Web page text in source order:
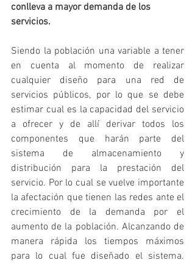
conlleva a mayor demanda de los
servicios.
Siendo la población una variable a tener
en cuenta al momento de realizar
cualquier diseño para una red de
servicios públicos, por lo que se debe
estimar cual es la capacidad del servicio
a ofrecer y de allí derivar todos los
componentes que harán parte del
sistema de almacenamiento y
distribución para la prestación del
servicio. Por lo cual se vuelve importante
la afectación que tienen las redes ante el
crecimiento de la demanda por el
aumento de la población. Alcanzando de
manera rápida los tiempos máximos
para lo cual fue diseñado el sistema.